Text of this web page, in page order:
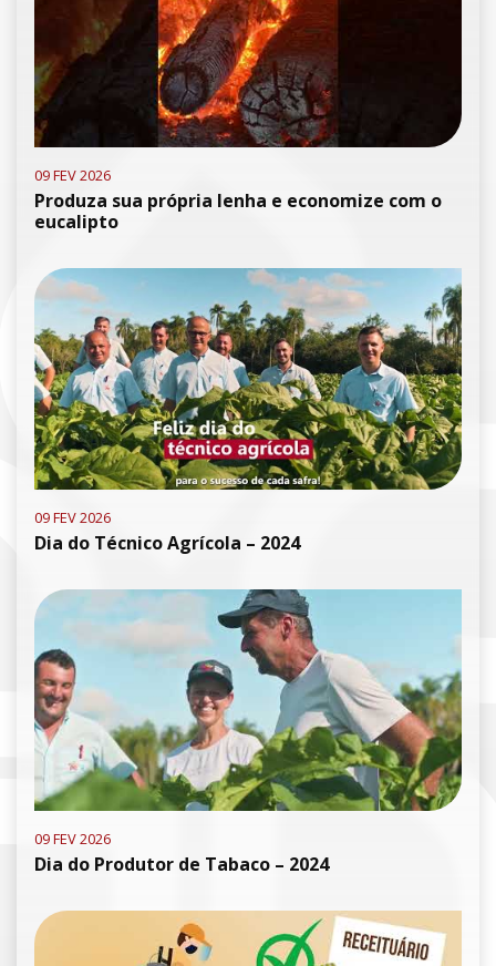
09 FEV 2026
Produza sua própria lenha e economize com o
eucalipto
09 FEV 2026
Dia do Técnico Agrícola – 2024
09 FEV 2026
Dia do Produtor de Tabaco – 2024